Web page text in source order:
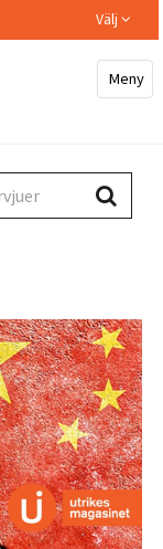
Välj
Meny